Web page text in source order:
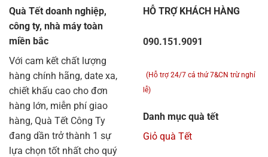
Quà Tết doanh nghiệp,
công ty, nhà máy toàn
miền bắc
Với cam kết chất lượng
hàng chính hãng, date xa,
chiết khấu cao cho đơn
hàng lớn, miễn phí giao
hàng, Quà Tết Công Ty
đang dần trở thành 1 sự
lựa chọn tốt nhất cho quý
HỖ TRỢ KHÁCH HÀNG
090.151.9091
(Hỗ trợ 24/7 cả thứ 7&CN trừ nghỉ
lễ)
Danh mục quà tết
Giỏ quà Tết